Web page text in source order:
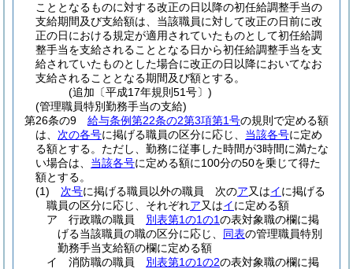
こととなるものに対する改正の日以降の初任給調整手当の
支給期間及び支給額は、当該職員に対して改正の日前に改
正の日における規定が適用されていたものとして初任給調
整手当を支給されることとなる日から初任給調整手当を支
給されていたものとした場合に改正の日以降においてなお
支給されることとなる期間及び額とする。
(追加〔平成17年規則51号〕)
(管理職員特別勤務手当の支給)
第26条の9
給与条例第22条の2第3項第1号の規則で定める額
は、 次の各号に掲げる職員の区分に応じ、 当該各号に定め
る額とする。 ただし、勤務に従事した時間が3時間に満たな
い場合は、 当該各号に定める額に100分の50を乗じて得た
額とする。
(1)
次号に掲げる職員以外の職員 次のア又はイに掲げる
職員の区分に応じ、それぞれア又はイに定める額
ア
行政職の職員 別表第1の1の1の表対象職の欄に掲
げる当該職員の職の区分に応じ、 同表の管理職員特別
勤務手当支給額の欄に定める額
イ
消防職の職員 別表第1の1の2の表対象職の欄に掲